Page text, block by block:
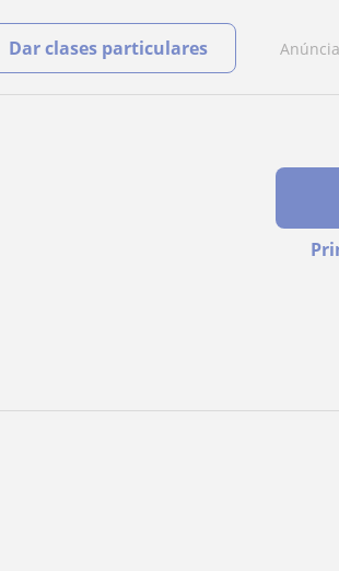
Dar clases particulares